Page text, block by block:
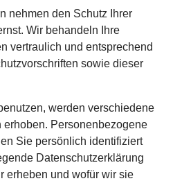
nehmen den Schutz Ihrer
Wir behandeln Ihre
vertraulich und entsprechend
sowie dieser
werden verschiedene
Personenbezogene
Sie persönlich identifiziert
Datenschutzerklärung
erheben und wofür wir sie